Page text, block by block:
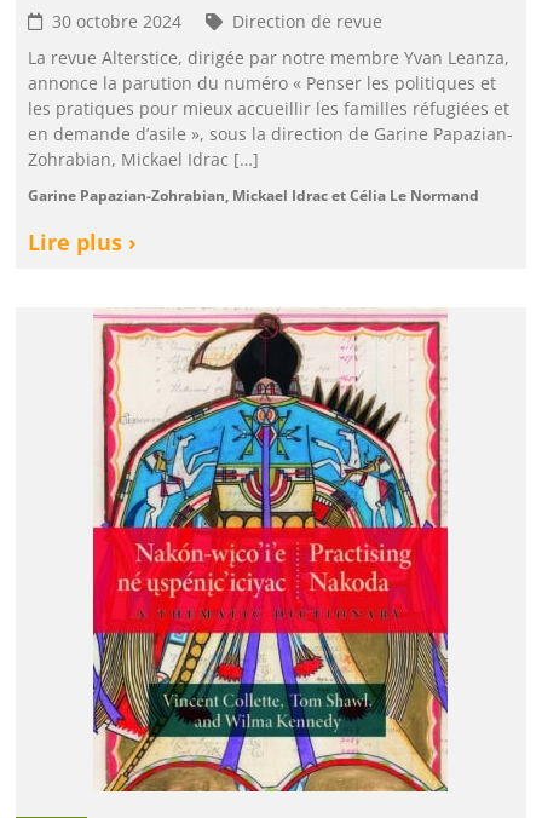
30 octobre 2024
Direction de revue
La revue Alterstice, dirigée par notre membre Yvan Leanza,
annonce la parution du numéro « Penser les politiques et
les pratiques pour mieux accueillir les familles réfugiées et
en demande d’asile », sous la direction de Garine Papazian-
Zohrabian, Mickael Idrac […]
Garine Papazian-Zohrabian, Mickael Idrac et Célia Le Normand
Lire plus ›